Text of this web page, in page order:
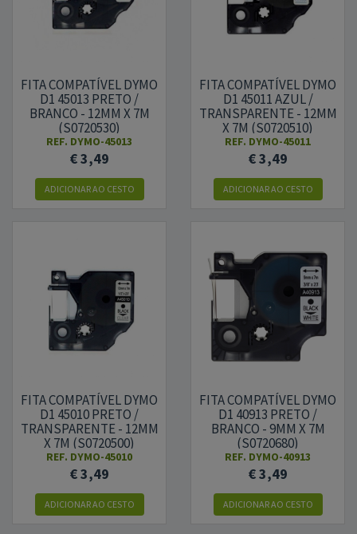
FITA COMPATÍVEL DYMO
D1 45013 PRETO /
BRANCO - 12MM X 7M
(S0720530)
REF. DYMO-45013
€ 3,49
ADICIONARAO CESTO
FITA COMPATÍVEL DYMO
D1 45011 AZUL /
TRANSPARENTE - 12MM
X 7M (S0720510)
REF. DYMO-45011
€ 3,49
ADICIONARAO CESTO
FITA COMPATÍVEL DYMO
D1 45010 PRETO /
TRANSPARENTE - 12MM
X 7M (S0720500)
REF. DYMO-45010
€ 3,49
ADICIONARAO CESTO
FITA COMPATÍVEL DYMO
D1 40913 PRETO /
BRANCO - 9MM X 7M
(S0720680)
REF. DYMO-40913
€ 3,49
ADICIONARAO CESTO